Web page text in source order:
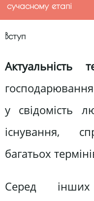
сучасному етапі
Вступ
Актуальність
у свідомість
існування,
багатьох
Серед